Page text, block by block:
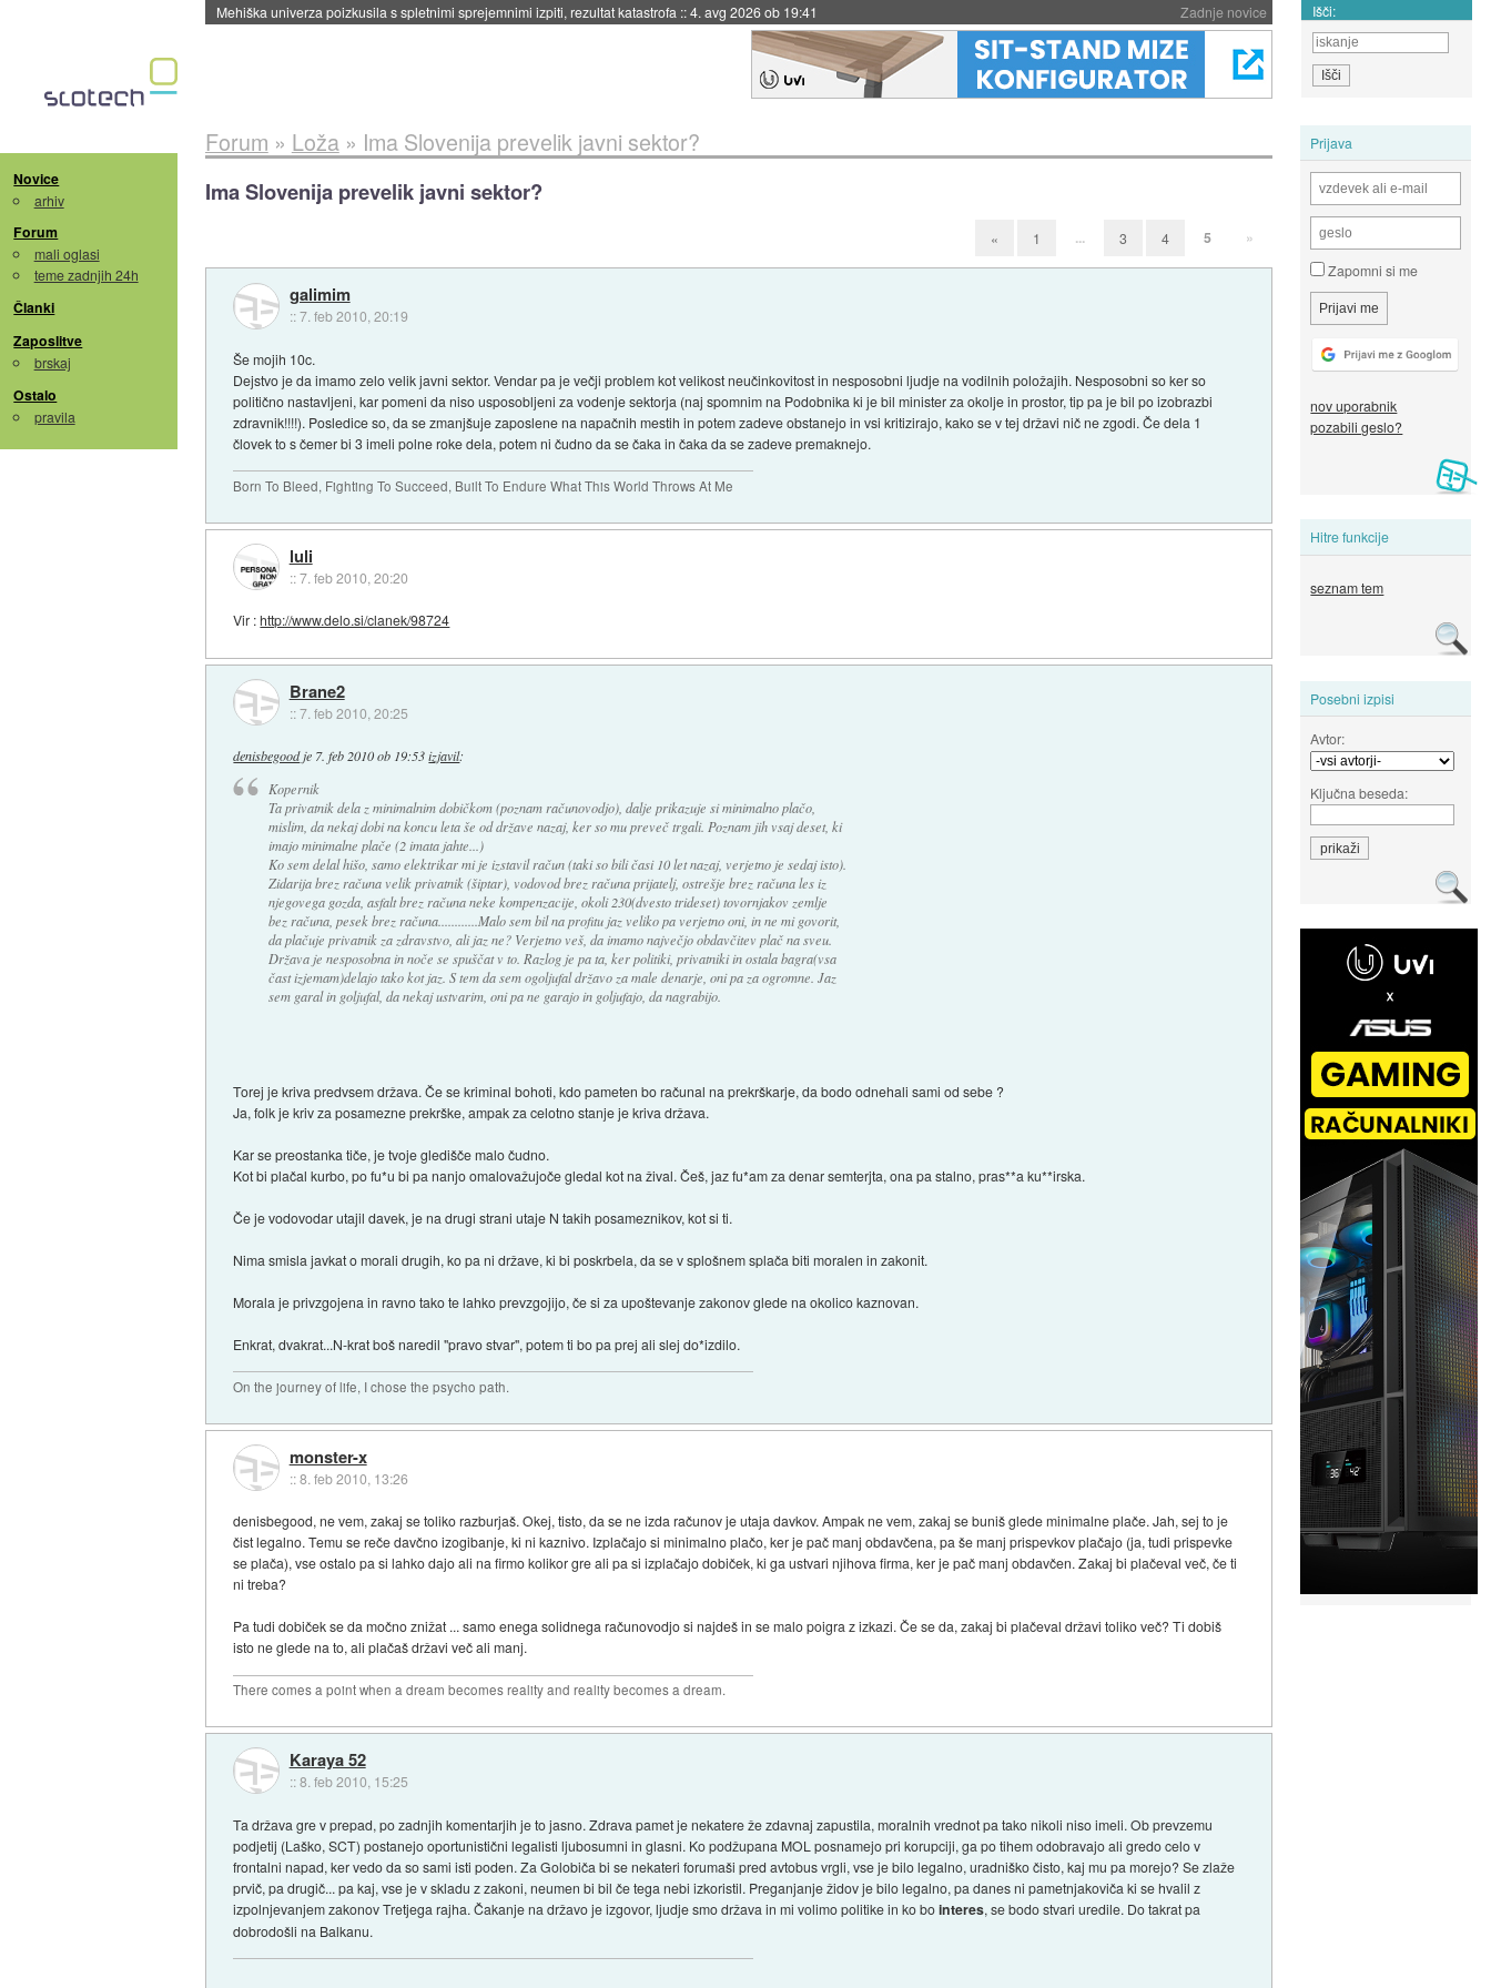
Zadnje novice
Mehiška univerza poizkusila s spletnimi sprejemnimi izpiti, rezultat katastrofa ::4. avg 2026 ob 19:41 Išči:
Novice
arhiv
Forum
mali oglasi
teme zadnjih 24h
Članki
Zaposlitve
brskaj
Ostalo
pravila
Prijava
Zapomni si me
nov uporabnik
pozabili geslo?
Hitre funkcije
seznam tem
Posebni izpisi
Avtor:
Ključna beseda:
Forum » Loža» Ima Slovenija prevelik javni sektor?
Ima Slovenija prevelik javni sektor?
« 1 ... 3 4 5 »
galimim
::7. feb 2010, 20:19
Še mojih 10c.
Dejstvo je da imamo zelo velik javni sektor. Vendar pa je večji problem kot velikost neučinkovitost in nesposobni ljudje na vodilnih položajih. Nesposobni so ker so
politično nastavljeni, kar pomeni da niso usposobljeni za vodenje sektorja (naj spomnim na Podobnika ki je bil minister za okolje in prostor, tip pa je bil po izobrazbi
zdravnik!!!!). Posledice so, da se zmanjšuje zaposlene na napačnih mestih in potem zadeve obstanejo in vsi kritizirajo, kako se v tej državi nič ne zgodi. Če dela 1
človek to s čemer bi 3 imeli polne roke dela, potem ni čudno da se čaka in čaka da se zadeve premaknejo.
Born To Bleed, Fighting To Succeed, Built To Endure What This World Throws At Me
luli
::7. feb 2010, 20:20
Vir :http://www.delo.si/clanek/98724
Brane2
::7. feb 2010, 20:25
denisbegoodje 7. feb 2010 ob 19:53 izjavil:
Kopernik
Ta privatnik dela z minimalnim dobičkom (poznam računovodjo), dalje prikazuje si minimalno plačo,
mislim, da nekaj dobi na koncu leta še od države nazaj, ker so mu preveč trgali. Poznam jih vsaj deset, ki
imajo minimalne plače (2 imata jahte...)
Ko sem delal hišo, samo elektrikar mi je izstavil račun (taki so bili časi 10 let nazaj, verjetno je sedaj isto).
Zidarija brez računa velik privatnik (šiptar), vodovod brez računa prijatelj, ostrešje brez računa les iz
njegovega gozda, asfalt brez računa neke kompenzacije, okoli 230(dvesto trideset) tovornjakov zemlje
bez računa, pesek brez računa............Malo sem bil na profitu jaz veliko pa verjetno oni, in ne mi govorit,
da plačuje privatnik za zdravstvo, ali jaz ne? Verjetno veš, da imamo največjo obdavčitev plač na sveu.
Država je nesposobna in noče se spuščat v to. Razlog je pa ta, ker politiki, privatniki in ostala bagra(vsa
čast izjemam)delajo tako kot jaz. S tem da sem ogoljufal državo za male denarje, oni pa za ogromne. Jaz
sem garal in goljufal, da nekaj ustvarim, oni pa ne garajo in goljufajo, da nagrabijo.
Torej je kriva predvsem država. Če se kriminal bohoti, kdo pameten bo računal na prekrškarje, da bodo odnehali sami od sebe ?
Ja, folk je kriv za posamezne prekrške, ampak za celotno stanje je kriva država.
Kar se preostanka tiče, je tvoje gledišče malo čudno.
Kot bi plačal kurbo, po fu*u bi pa nanjo omalovažujoče gledal kot na žival. Češ, jaz fu*am za denar semterjta, ona pa stalno, pras**a ku**irska.
Če je vodovodar utajil davek, je na drugi strani utaje N takih posameznikov, kot si ti.
Nima smisla javkat o morali drugih, ko pa ni države, ki bi poskrbela, da se v splošnem splača biti moralen in zakonit.
Morala je privzgojena in ravno tako te lahko prevzgojijo, če si za upoštevanje zakonov glede na okolico kaznovan.
Enkrat, dvakrat...N-krat boš naredil "pravo stvar", potem ti bo pa prej ali slej do*izdilo.
On the journey of life, I chose the psycho path.
monster-x
::8. feb 2010, 13:26
denisbegood, ne vem, zakaj se toliko razburjaš. Okej, tisto, da se ne izda računov je utaja davkov. Ampak ne vem, zakaj se buniš glede minimalne plače. Jah, sej to je
čist legalno. Temu se reče davčno izogibanje, ki ni kaznivo. Izplačajo si minimalno plačo, ker je pač manj obdavčena, pa še manj prispevkov plačajo (ja, tudi prispevke
se plača), vse ostalo pa si lahko dajo ali na firmo kolikor gre ali pa si izplačajo dobiček, ki ga ustvari njihova firma, ker je pač manj obdavčen. Zakaj bi plačeval več, če ti
ni treba?
Pa tudi dobiček se da močno znižat ... samo enega solidnega računovodjo si najdeš in se malo poigra z izkazi. Če se da, zakaj bi plačeval državi toliko več? Ti dobiš
isto ne glede na to, ali plačaš državi več ali manj.
There comes a point when a dream becomes reality and reality becomes a dream.
Karaya 52
::8. feb 2010, 15:25
Ta država gre v prepad, po zadnjih komentarjih je to jasno. Zdrava pamet je nekatere že zdavnaj zapustila, moralnih vrednot pa tako nikoli niso imeli. Ob prevzemu
podjetij (Laško, SCT) postanejo oportunistični legalisti ljubosumni in glasni. Ko podžupana MOL posnamejo pri korupciji, ga po tihem odobravajo ali gredo celo v
frontalni napad, ker vedo da so sami isti poden. Za Golobiča bi se nekateri forumaši pred avtobus vrgli, vse je bilo legalno, uradniško čisto, kaj mu pa morejo? Se zlaže
prvič, pa drugič... pa kaj, vse je v skladu z zakoni, neumen bi bil če tega nebi izkoristil. Preganjanje židov je bilo legalno, pa danes ni pametnjakoviča ki se hvalil z
izpolnjevanjem zakonov Tretjega rajha. Čakanje na državo je izgovor, ljudje smo država in mi volimo politike in ko bointeres, se bodo stvari uredile. Do takrat pa
dobrodošli na Balkanu.